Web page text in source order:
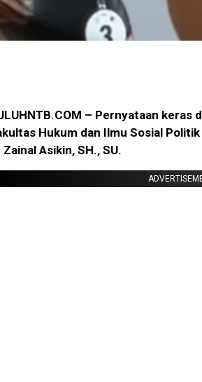
– Pernyataan keras
Hukum dan Ilmu Sosial
Zainal Asikin, SH., SU.